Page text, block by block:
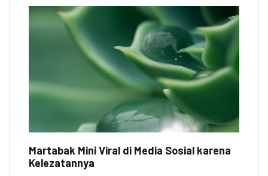
Martabak Mini Viral di Media Sosial karena
Kelezatannya